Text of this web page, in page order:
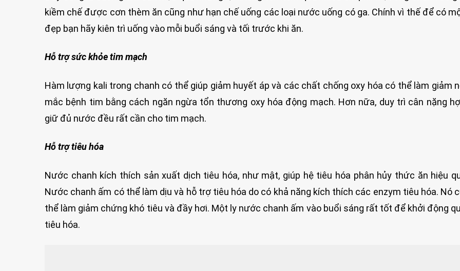
kiềm chế được cơn thèm ăn cũng như hạn chế uống các loại nước uống có ga. Chính vì thế để có
đẹp bạn hãy kiên trì uống vào mỗi buổi sáng và tối trước khi ăn.
Hỗ trợ sức khỏe tim mạch
Hàm lượng kali trong chanh có thể giúp giảm huyết áp và các chất chống oxy hóa có thể làm giảm
mắc bệnh tim bằng cách ngăn ngừa tổn thương oxy hóa động mạch. Hơn nữa, duy trì cân nặng
giữ đủ nước đều rất cần cho tim mạch.
Hỗ trợ tiêu hóa
Nước chanh kích thích sản xuất dịch tiêu hóa, như mật, giúp hệ tiêu hóa phân hủy thức ăn hiệu
Nước chanh ấm có thể làm dịu và hỗ trợ tiêu hóa do có khả năng kích thích các enzym tiêu hóa. Nó
thể làm giảm chứng khó tiêu và đầy hơi. Một ly nước chanh ấm vào buổi sáng rất tốt để khởi động
tiêu hóa.